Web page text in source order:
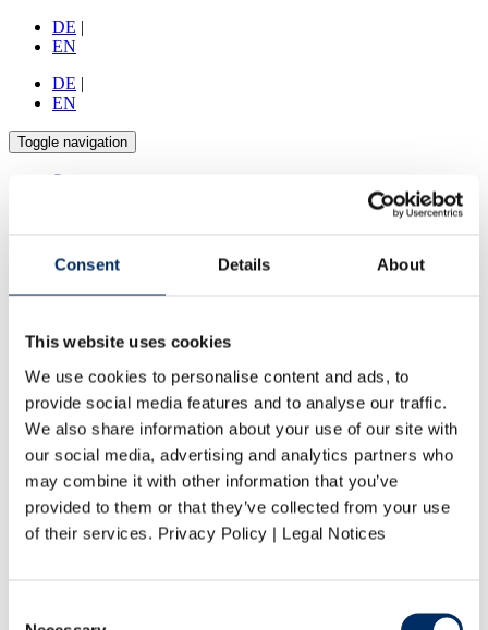
Consent Details About
This website uses cookies
We use cookies to personalise content and ads, to
provide social media features and to analyse our traffic.
We also share information about your use of our site with
our social media, advertising and analytics partners who
may combine it with other information that you’ve
provided to them or that they’ve collected from your use
of their services. Privacy Policy | Legal Notices
DE |
EN
DE |
EN
Toggle navigation
Start
Weiterverarbeitung
Produkte
Zeitschriften
Klimaschutz bei Vogel Druck
Nachhaltige Produktion
Umweltmanagement
Umweltzertifikate
Karriere
Vogel Druck als Arbeitgeber
Stellenangebote
Bewerbungsprozess
Ausbildung bei Vogel Druck